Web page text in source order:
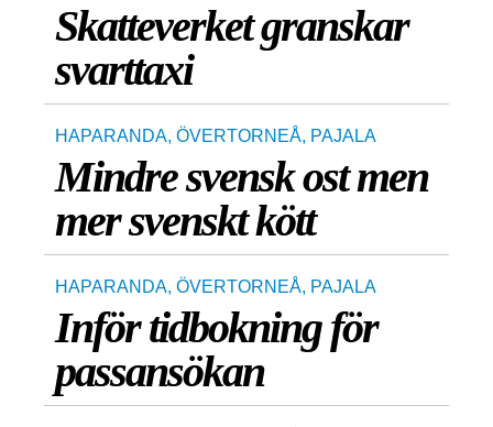
Skatteverket granskar
svarttaxi
HAPARANDA, ÖVERTORNEÅ, PAJALA
Mindre svensk ost men
mer svenskt kött
HAPARANDA, ÖVERTORNEÅ, PAJALA
Inför tidbokning för
passansökan